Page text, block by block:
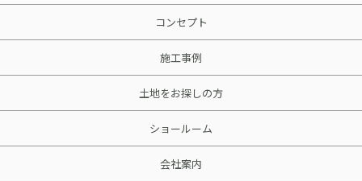
コンセプト
施工事例
土地をお探しの方
ショールーム
会社案内